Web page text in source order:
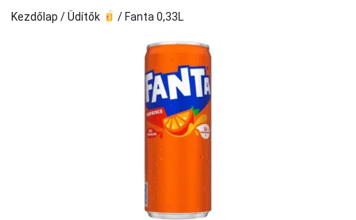
Kezdőlap /Üdítők / Fanta 0,33L